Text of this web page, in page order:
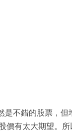
是不錯的股票，但
價有太大期望。